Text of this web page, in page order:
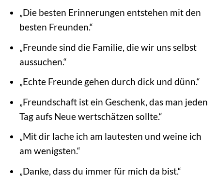
„Die besten Erinnerungen entstehen mit den
besten Freunden.“
„Freunde sind die Familie, die wir uns selbst
aussuchen.“
„Echte Freunde gehen durch dick und dünn.“
„Freundschaft ist ein Geschenk, das man jeden
Tag aufs Neue wertschätzen sollte.“
„Mit dir lache ich am lautesten und weine ich
am wenigsten.“
„Danke, dass du immer für mich da bist.“